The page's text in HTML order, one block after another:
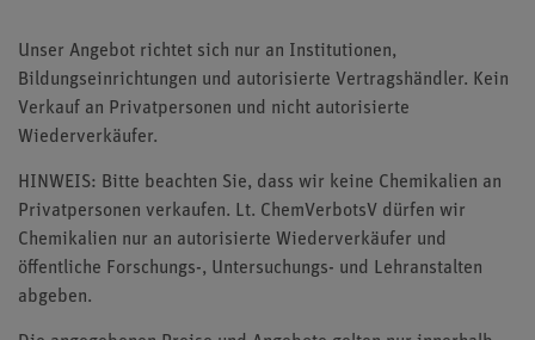
Unser Angebot richtet sich nur an Institutionen,
Bildungseinrichtungen und autorisierte Vertragshändler. Kein
Verkauf an Privatpersonen und nicht autorisierte
Wiederverkäufer.
HINWEIS: Bitte beachten Sie, dass wir keine Chemikalien an
Privatpersonen verkaufen. Lt. ChemVerbotsV dürfen wir
Chemikalien nur an autorisierte Wiederverkäufer und
öffentliche Forschungs-, Untersuchungs- und Lehranstalten
abgeben.